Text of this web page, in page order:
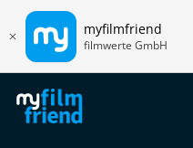
myfilmfriend
filmwerte GmbH